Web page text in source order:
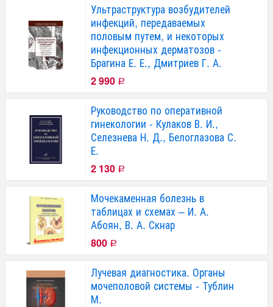
Ультраструктура возбудителей
инфекций, передаваемых
половым путем, и некоторых
инфекционных дерматозов -
Брагина Е. Е., Дмитриев Г. А.
2 990 Р
Руководство по оперативной
гинекологии - Кулаков В. И.,
Селезнева Н. Д., Белоглазова С.
Е.
2 130 Р
Мочекаменная болезнь в
таблицах и схемах – И. А.
Абоян, В. А. Скнар
800 Р
Лучевая диагностика. Органы
мочеполовой системы - Тублин
М.